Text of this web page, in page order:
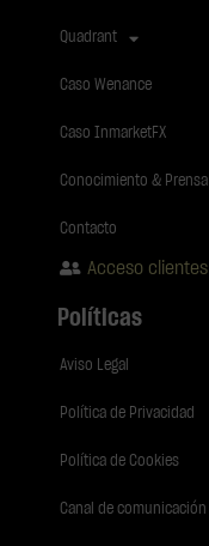
Quadrant
Caso Wenance
Caso InmarketFX
Conocimiento & Prensa
Contacto
Acceso clientes
Políticas
Aviso Legal
Política de Privacidad
Política de Cookies
Canal de comunicación